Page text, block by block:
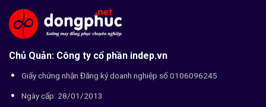
Chủ Quản: Công ty cổ phần indep.vn
Giấy chứng nhận Đăng ký doanh nghiệp số 0106096245
Ngày cấp: 28/01/2013